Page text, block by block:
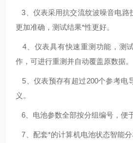
3、仪表采用抗交流纹波噪音电路
更加准确，测试结果*性更好。
4、仪表具有快速重测功能，测
作，可进行重测并自动覆盖原数据。
5、仪表预存有超过200个参考电
义。
6、电池参数全部按分组编号，便
7、配套*的计算机电池状态智能